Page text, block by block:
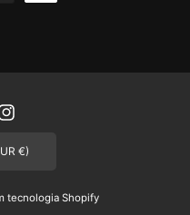
tecnologia Shopify
€)